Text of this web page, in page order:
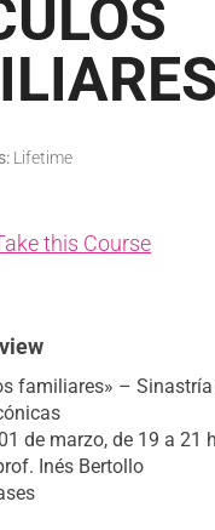
Lifetime
this Course
familiares» –
de marzo, de 19 a 21
Inés Bertollo